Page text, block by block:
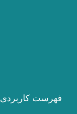
فهرست کاربردی